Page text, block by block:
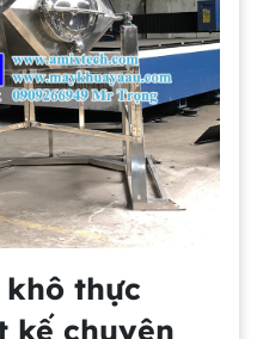
thực
kế chuyên